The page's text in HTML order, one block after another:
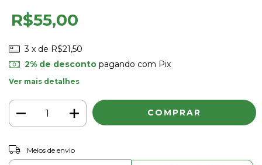
R$55,00
3 x de R$21,50
2% de descontopagando com Pix
Ver mais detalhes
Entregas para o CEP:
Meios de envio